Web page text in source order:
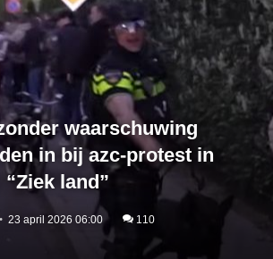
waarschuwing
in bij azc-protest in
land”
23 april 2026 06:00 110